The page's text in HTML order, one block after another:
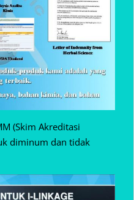
(Skim Akreditasi
diminum dan tidak